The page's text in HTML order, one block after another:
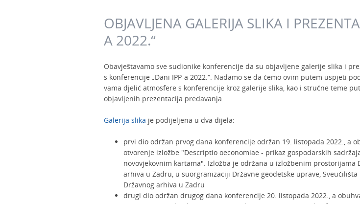
OBJAVLJENA GALERIJA SLIKA I
A 2022.“
Obavještavamo sve sudionike konferencije da su objavljene galerije slika i
s konferencije „Dani IPP-a 2022.“. Nadamo se da ćemo ovim putem uspjeti
vama djelić atmosfere s konferencije kroz galerije slika, kao i stručne teme
objavljenih prezentacija predavanja.
Galerija slika je podijeljena u dva dijela:
prvi dio održan prvog dana konferencije održan 19. listopada 2022., a
otvorenje izložbe "Descriptio oeconomiae - prikaz gospodarskih
novovjekovnim kartama". Izložba je održana u izložbenim prostorijama
arhiva u Zadru, u suorgranizaciji Državne geodetske uprave, Sveučilišta
Državnog arhiva u Zadru
drugi dio održan drugog dana konferencije 20. listopada 2022., a